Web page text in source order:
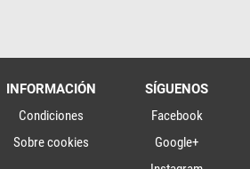
INFORMACIÓN
Condiciones
Sobre cookies
SÍGUENOS
Facebook
Google+